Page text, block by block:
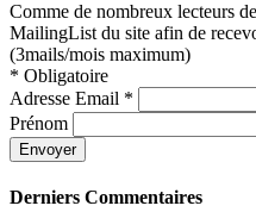
Comme de nombreux lecteurs
MailingList du site afin de
(3mails/mois maximum)
* Obligatoire
Adresse Email *
Prénom
Derniers Commentaires